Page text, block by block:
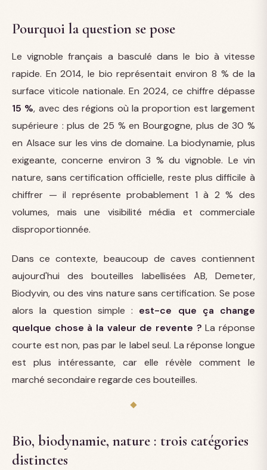
Pourquoi la question se pose
Le vignoble français a basculé dans le bio à vitesse
rapide. En 2014, le bio représentait environ 8 % de la
surface viticole nationale. En 2024, ce chiffre dépasse
15 %, avec des régions où la proportion est largement
supérieure : plus de 25 % en Bourgogne, plus de 30 %
en Alsace sur les vins de domaine. La biodynamie, plus
exigeante, concerne environ 3 % du vignoble. Le vin
nature, sans certification officielle, reste plus difficile à
chiffrer — il représente probablement 1 à 2 % des
volumes, mais une visibilité média et commerciale
disproportionnée.
Dans ce contexte, beaucoup de caves contiennent
aujourd'hui des bouteilles labellisées AB, Demeter,
Biodyvin, ou des vins nature sans certification. Se pose
alors la question simple : est-ce que ça change
quelque chose à la valeur de revente ? La réponse
courte est non, pas par le label seul. La réponse longue
est plus intéressante, car elle révèle comment le
marché secondaire regarde ces bouteilles.
Bio, biodynamie, nature : trois catégories
distinctes